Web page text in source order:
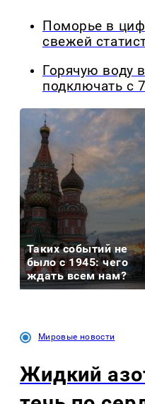
Поморье в
свежей
Горячую воду
подключать с
Таких событий не
было с 1945: чего
ждать всем нам?
Мировые новости
Жидкий